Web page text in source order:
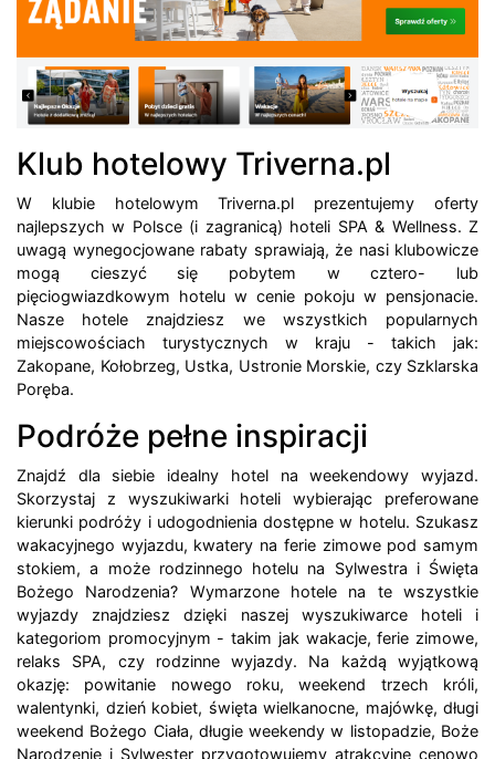
Klub hotelowy Triverna.pl
W klubie hotelowym Triverna.pl prezentujemy oferty
najlepszych w Polsce (i zagranicą) hoteli SPA & Wellness. Z
uwagą wynegocjowane rabaty sprawiają, że nasi klubowicze
mogą cieszyć się pobytem w cztero- lub
pięciogwiazdkowym hotelu w cenie pokoju w pensjonacie.
Nasze hotele znajdziesz we wszystkich popularnych
miejscowościach turystycznych w kraju - takich jak:
Zakopane, Kołobrzeg, Ustka, Ustronie Morskie, czy Szklarska
Poręba.
Podróże pełne inspiracji
Znajdź dla siebie idealny hotel na weekendowy wyjazd.
Skorzystaj z wyszukiwarki hoteli wybierając preferowane
kierunki podróży i udogodnienia dostępne w hotelu. Szukasz
wakacyjnego wyjazdu, kwatery na ferie zimowe pod samym
stokiem, a może rodzinnego hotelu na Sylwestra i Święta
Bożego Narodzenia? Wymarzone hotele na te wszystkie
wyjazdy znajdziesz dzięki naszej wyszukiwarce hoteli i
kategoriom promocyjnym - takim jak wakacje, ferie zimowe,
relaks SPA, czy rodzinne wyjazdy. Na każdą wyjątkową
okazję: powitanie nowego roku, weekend trzech króli,
walentynki, dzień kobiet, święta wielkanocne, majówkę, długi
weekend Bożego Ciała, długie weekendy w listopadzie, Boże
Narodzenie i Sylwester przygotowujemy atrakcyjne cenowo